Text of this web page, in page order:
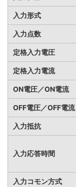
入力形式
入力点数
定格入力電圧
定格入力電流
ON電圧／ON電流
OFF電圧／OFF電流
入力抵抗
入力応答時間
入力コモン方式